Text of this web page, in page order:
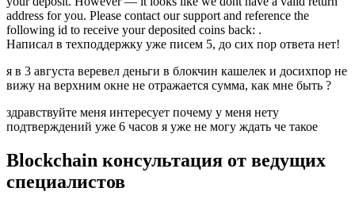
address for you. Please contact our support and reference the
following id to receive your deposited coins back: .
Написал в техподдержку уже писем 5, до сих пор ответа нет!
я в 3 августа веревел деньги в блокчин кашелек и досихпор не
вижу на верхним окне не отражается сумма, как мне быть ?
здравствуйте меня интересует почему у меня нету
подтверждений уже 6 часов я уже не могу ждать че такое
Blockchain консультация от ведущих
специалистов